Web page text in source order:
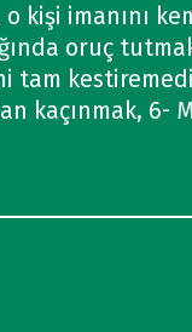
kişi imanını
oruç
tam
kaçınmak, 6-